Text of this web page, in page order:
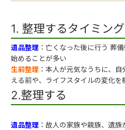
1. 整理するタイミング
遺品整理 ：亡くなった後に行う 葬
始めることが多い
生前整理 ：本人が元気なうちに、
える前や、ライフスタイルの変化を
2.整理する
遺品整理 ：故人の家族や親族、遺